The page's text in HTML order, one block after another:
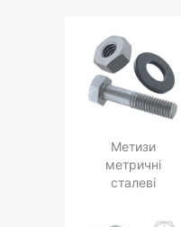
Метизи
метричні
сталеві